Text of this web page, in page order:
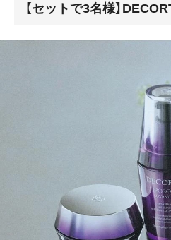
【セットで3名様】